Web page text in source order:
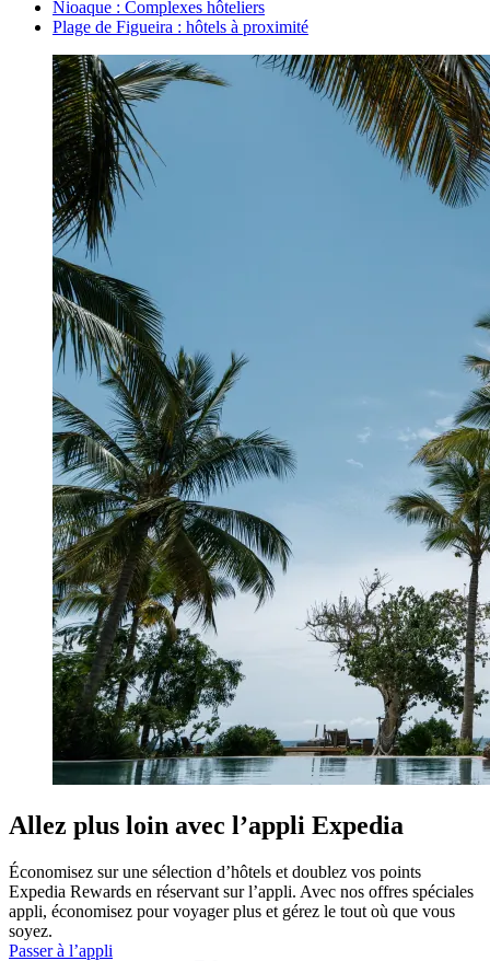
Nioaque : Complexes hôteliers
Plage de Figueira : hôtels à proximité
Allez plus loin avec l’appli Expedia
Économisez sur une sélection d’hôtels et doublez vos points
Expedia Rewards en réservant sur l’appli. Avec nos offres spéciales
appli, économisez pour voyager plus et gérez le tout où que vous
soyez.
Passer à l’appli